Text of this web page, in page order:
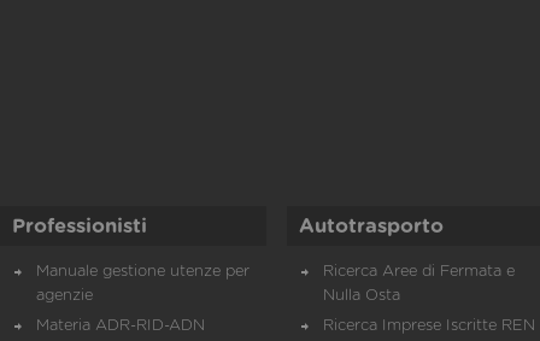
Professionisti
Manuale gestione utenze per
agenzie
Materia ADR-RID-ADN
Autotrasporto
Ricerca Aree di Fermata e
Nulla Osta
Ricerca Imprese Iscritte REN